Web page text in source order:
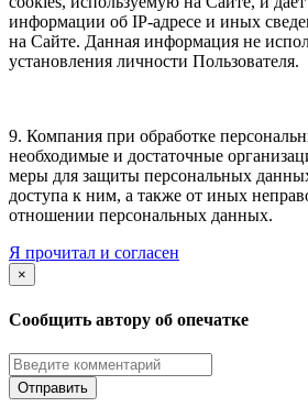
информации об IP-адресе и иных
на Сайте. Данная информация не
установления личности Пользователя.
9. Компания при обработке
необходимые и достаточные
меры для защиты персональных
доступа к ним, а также от иных
отношении персональных данных.
Я прочитал и согласен
×
Сообщить автору об опечатке
Отправить